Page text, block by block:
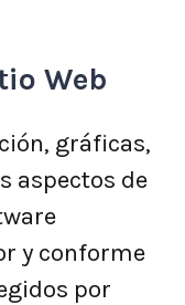
Web
gráficas,
aspectos de
y conforme
por